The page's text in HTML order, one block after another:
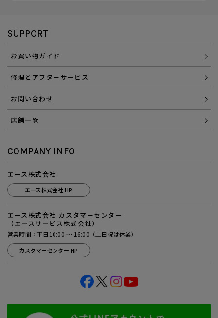
SUPPORT
お買い物ガイド
修理とアフターサービス
お問い合わせ
店舗一覧
COMPANY INFO
エース株式会社
エース株式会社 HP
エース株式会社 カスタマーセンター
（エースサービス株式会社）
営業時間：平日10:00 ～ 16:00（土日祝は休業）
カスタマーセンター HP